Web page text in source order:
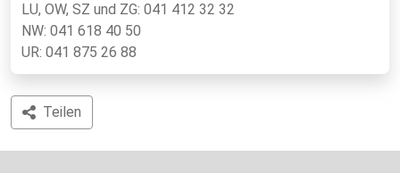
LU, OW, SZ und ZG: 041 412 32 32
NW: 041 618 40 50
UR: 041 875 26 88
Teilen